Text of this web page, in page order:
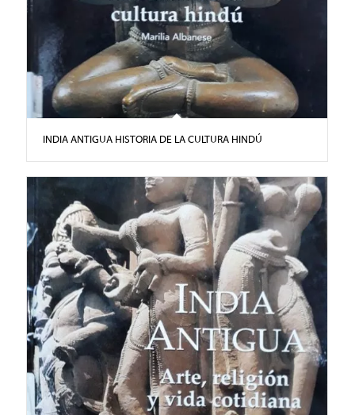
INDIA ANTIGUA HISTORIA DE LA CULTURA HINDÚ